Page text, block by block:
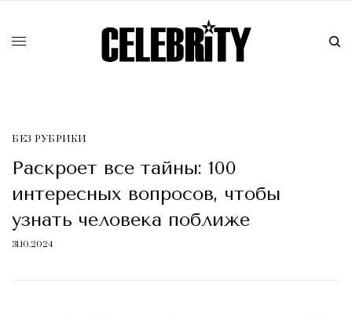
БЕЗ РУБРИКИ
Раскроет все тайны: 100
интересных вопросов, чтобы
узнать человека поближе
31.10.2024